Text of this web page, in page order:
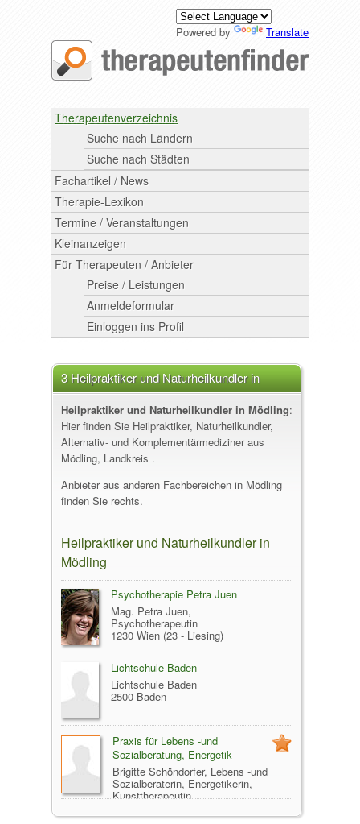
Powered by Translate
Therapeutenverzeichnis
Suche nach Ländern
Suche nach Städten
Fachartikel / News
Therapie-Lexikon
Termine / Veranstaltungen
Kleinanzeigen
Für Therapeuten / Anbieter
Preise / Leistungen
Anmeldeformular
Einloggen ins Profil
3 Heilpraktiker und Naturheilkundler in
Mödling
Heilpraktiker und Naturheilkundler in Mödling:
Hier finden Sie Heilpraktiker, Naturheilkundler,
Alternativ- und Komplementärmediziner aus
Mödling, Landkreis .
Anbieter aus anderen Fachbereichen in Mödling
finden Sie rechts.
Heilpraktiker und Naturheilkundler in
Mödling
Psychotherapie Petra Juen
Mag. Petra Juen,
Psychotherapeutin
1230 Wien (23 - Liesing)
Lichtschule Baden
Lichtschule Baden
2500 Baden
Praxis für Lebens -und
Sozialberatung, Energetik
Brigitte Schöndorfer, Lebens -und
Sozialberaterin, Energetikerin,
Kunsttherapeutin